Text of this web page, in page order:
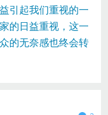
引起我们重视的一
的日益重视，这一
的无奈感也终会转